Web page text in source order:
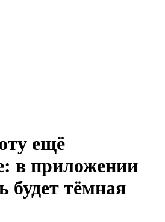
ещё
в приложении
будет тёмная